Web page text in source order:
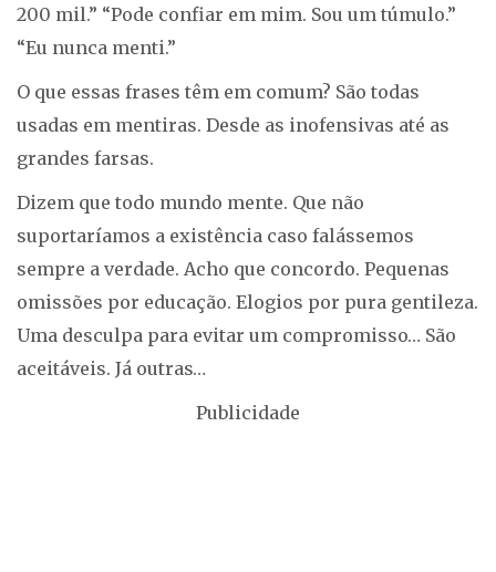
200 mil.” “Pode confiar em mim. Sou um túmulo.”
“Eu nunca menti.”
O que essas frases têm em comum? São todas
usadas em mentiras. Desde as inofensivas até as
grandes farsas.
Dizem que todo mundo mente. Que não
suportaríamos a existência caso falássemos
sempre a verdade. Acho que concordo. Pequenas
omissões por educação. Elogios por pura gentileza.
Uma desculpa para evitar um compromisso… São
aceitáveis. Já outras…
Publicidade